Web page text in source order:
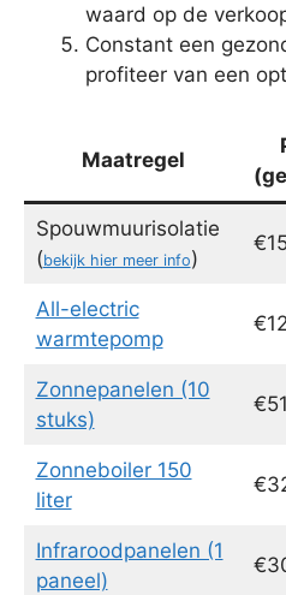
waard op de
Constant een
profiteer van een
Maatregel
Spouwmuurisolatie
(bekijk hier meer info)
All-electric
warmtepomp
Zonnepanelen (10
stuks)
Zonneboiler 150
liter
Infraroodpanelen (1
paneel)